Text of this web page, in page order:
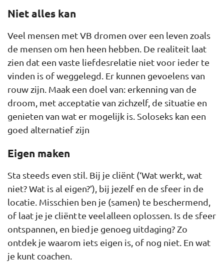
Niet alles kan
Veel mensen met VB dromen over een leven zoals
de mensen om hen heen hebben. De realiteit laat
zien dat een vaste liefdesrelatie niet voor ieder te
vinden is of weggelegd. Er kunnen gevoelens van
rouw zijn. Maak een doel van: erkenning van de
droom, met acceptatie van zichzelf, de situatie en
genieten van wat er mogelijk is. Soloseks kan een
goed alternatief zijn
Eigen maken
Sta steeds even stil. Bij je cliënt (‘Wat werkt, wat
niet? Wat is al eigen?’), bij jezelf en de sfeer in de
locatie. Misschien ben je (samen) te beschermend,
of laat je je cliënt te veel alleen oplossen. Is de sfeer
ontspannen, en bied je genoeg uitdaging? Zo
ontdek je waarom iets eigen is, of nog niet. En wat
je kunt coachen.